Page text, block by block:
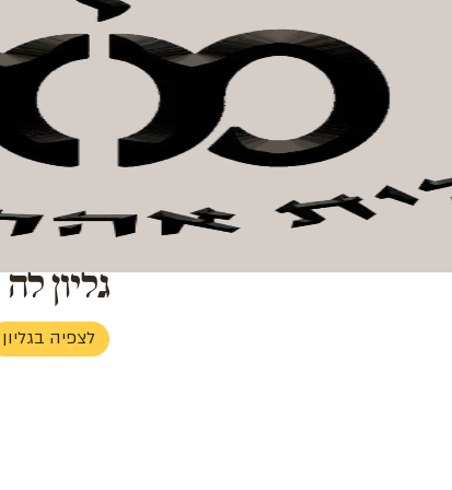
קובץ בית אהרן וישראל חנות קהילה אודות
גליון
לצפיה בגליון